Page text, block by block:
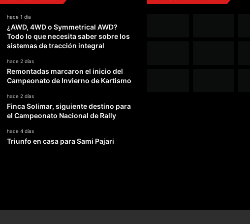
hace 1 día
¿AWD, 4WD o Symmetrical AWD?
Todo lo que necesita saber sobre los
sistemas de tracción integral
hace 2 días
Remontadas marcaron el inicio del
Campeonato de Invierno de Kartismo
hace 2 días
Finca Solimar, siguiente destino para
el Campeonato Nacional de Rally
hace 4 días
Triunfo en casa para Sami Pajari